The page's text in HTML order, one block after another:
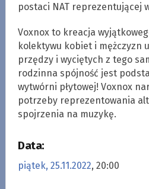
postaci NAT reprezentującej
Voxnox to kreacja
kolektywu kobiet i mężczyzn
przędzy i wyciętych z tego
rodzinna spójność jest
wytwórni płytowej! Voxnox
potrzeby reprezentowania
spojrzenia na muzykę.
Data:
piątek, 25.11.2022, 20:00